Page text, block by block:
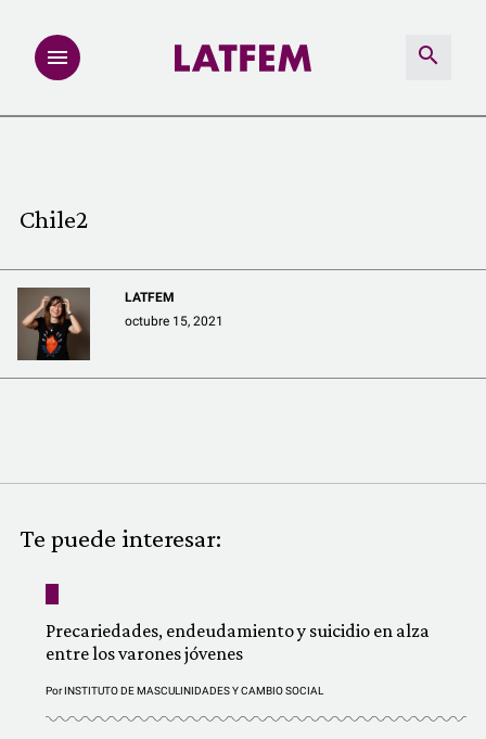
REDACCIÓN ABIERTA
LATFEMLAB.
QUIÉNES SOMOS
Chile2
LATFEM
octubre 15, 2021
Te puede interesar:
Precariedades, endeudamiento y suicidio en alza
entre los varones jóvenes
PorINSTITUTO DE MASCULINIDADES Y CAMBIO SOCIAL